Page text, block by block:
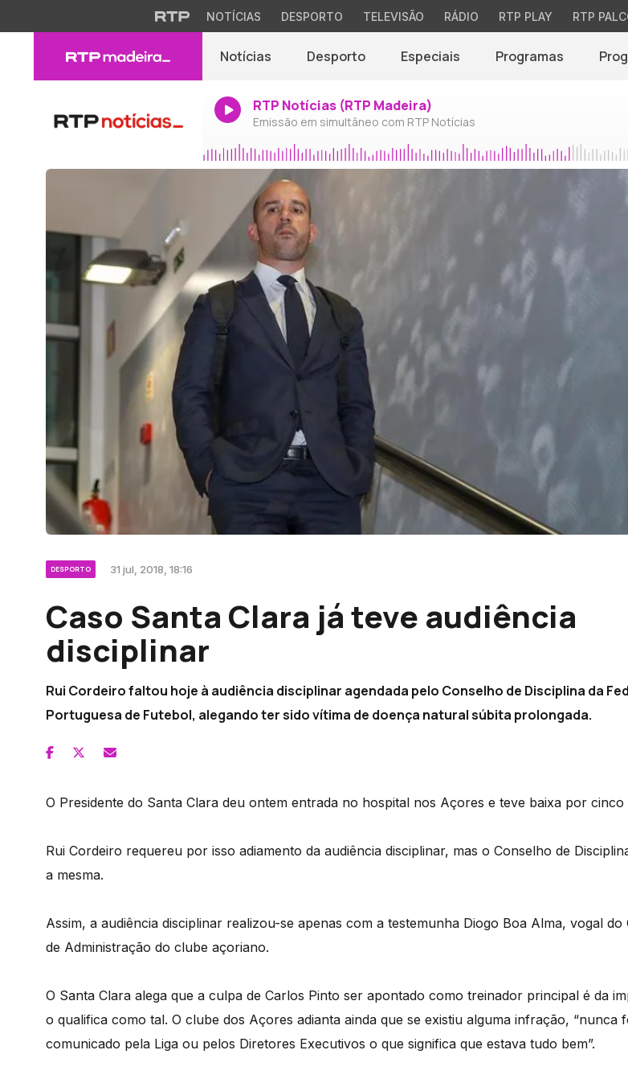
NOTÍCIAS DESPORTO TELEVISÃO RÁDIO RTP PLAY RTP
Notícias Desporto Especiais Programas
RTP Notícias (RTP Madeira)
Emissão em simultâneo com RTP Notícias
DESPORTO 31 jul, 2018, 18:16
Caso Santa Clara já teve audiência
disciplinar
Rui Cordeiro faltou hoje à audiência disciplinar agendada pelo Conselho de Disciplina da
Portuguesa de Futebol, alegando ter sido vítima de doença natural súbita prolongada.
O Presidente do Santa Clara deu ontem entrada no hospital nos Açores e teve baixa por cinco
Rui Cordeiro requereu por isso adiamento da audiência disciplinar, mas o Conselho de
a mesma.
Assim, a audiência disciplinar realizou-se apenas com a testemunha Diogo Boa Alma, vogal do
de Administração do clube açoriano.
O Santa Clara alega que a culpa de Carlos Pinto ser apontado como treinador principal é da
o qualifica como tal. O clube dos Açores adianta ainda que se existiu alguma infração, “nunca
comunicado pela Liga ou pelos Diretores Executivos o que significa que estava tudo bem”.